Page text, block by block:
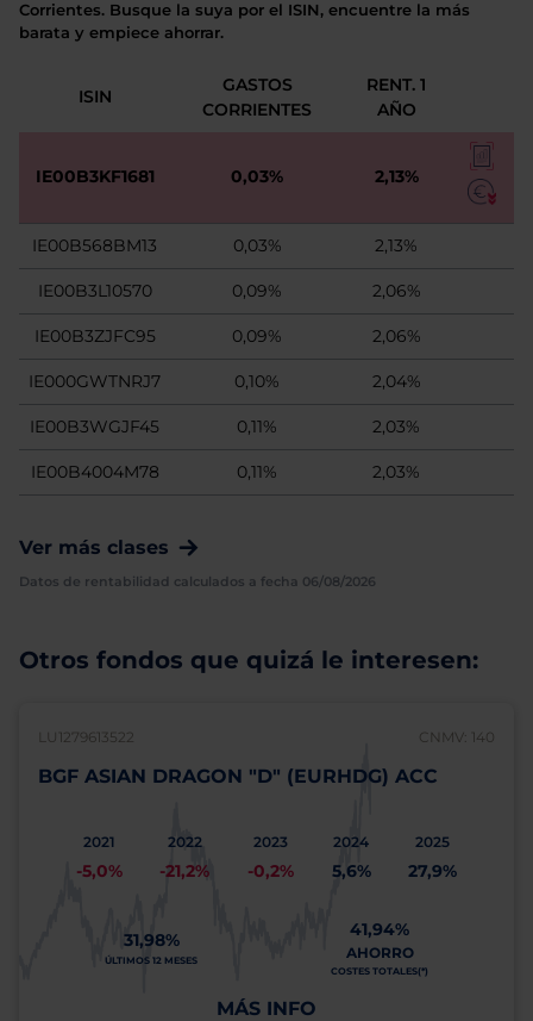
Corrientes. Busque la suya por el ISIN, encuentre la más
barata y empiece ahorrar.
ISIN
GASTOS
CORRIENTES
RENT. 1
AÑO
IE00B3KF1681 0,03% 2,13%
IE00B568BM13 0,03% 2,13%
IE00B3L10570 0,09% 2,06%
IE00B3ZJFC95 0,09% 2,06%
IE000GWTNRJ7 0,10% 2,04%
IE00B3WGJF45 0,11% 2,03%
IE00B4004M78 0,11% 2,03%
Ver más clases
Datos de rentabilidad calculados a fecha 06/08/2026
Otros fondos que quizá le interesen:
LU1279613522 CNMV: 140
BGF ASIAN DRAGON "D" (EURHDG) ACC
2021
-5,0%
2022
-21,2%
2023
-0,2%
2024
5,6%
2025
27,9%
31,98%
ÚLTIMOS 12 MESES
41,94%
AHORRO
COSTES TOTALES(*)
MÁS INFO